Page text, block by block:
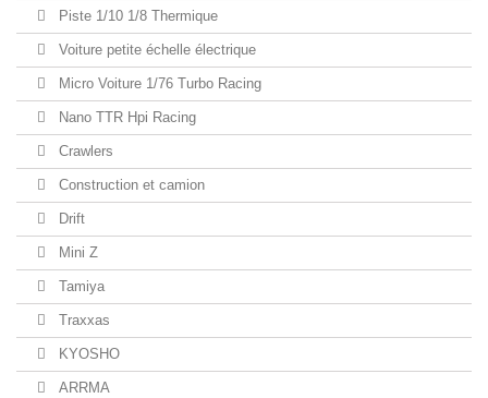
Piste 1/10 1/8 Thermique
Voiture petite échelle électrique
Micro Voiture 1/76 Turbo Racing
Nano TTR Hpi Racing
Crawlers
Construction et camion
Drift
Mini Z
Tamiya
Traxxas
KYOSHO
ARRMA